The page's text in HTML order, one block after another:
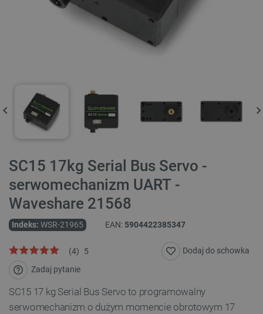
SC15 17kg Serial Bus Servo -
serwomechanizm UART -
Waveshare 21568
Indeks: WSR-21965 EAN: 5904422385347
5
(4)
Zadaj pytanie
Dodaj do schowka
SC15 17 kg Serial Bus Servo to programowalny
serwomechanizm o dużym momencie obrotowym 17